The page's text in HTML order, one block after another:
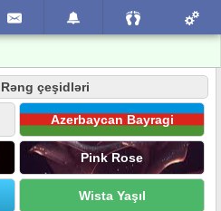
çeşidləri
Azerbaycan Bayragi
Pink Rose
Wista Yaşıl